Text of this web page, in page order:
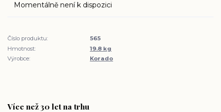
Momentálně není k dispozici
Číslo produktu:
565
Hmotnost:
19.8 kg
Výrobce:
Korado
Více než 30 let na trhu